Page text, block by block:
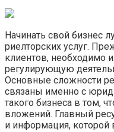
Начинать свой бизнес
риелторских услуг.
клиентов, необходимо
регулирующую
Основные сложности
связаны именно с
такого бизнеса в том,
вложений. Главный
и информация, которой